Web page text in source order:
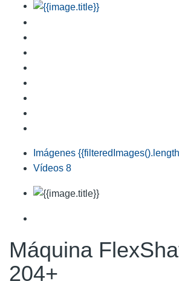
Imágenes
Vídeos 8
Máquina
204+